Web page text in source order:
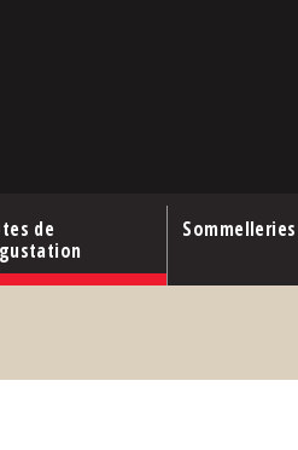
de
Sommelleries